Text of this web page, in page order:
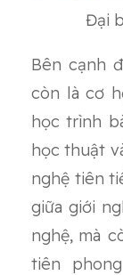
Đại
Bên cạnh
còn là cơ
học trình
học thuật
nghệ tiên
giữa giới
nghệ, mà
tiên